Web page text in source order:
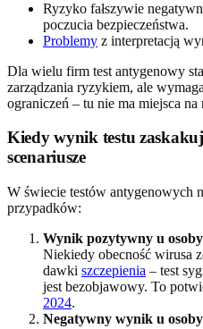
Ryzyko fałszywie
poczucia bezpieczeństwa.
Problemy z interpretacją
Dla wielu firm test antygenowy
zarządzania ryzykiem, ale
ograniczeń – tu nie ma miejsca na
Kiedy wynik testu
scenariusze
W świecie testów antygenowych
przypadków:
Wynik pozytywny u
Niekiedy obecność wirusa
dawki szczepienia – test
jest bezobjawowy. To
2024.
Negatywny wynik u